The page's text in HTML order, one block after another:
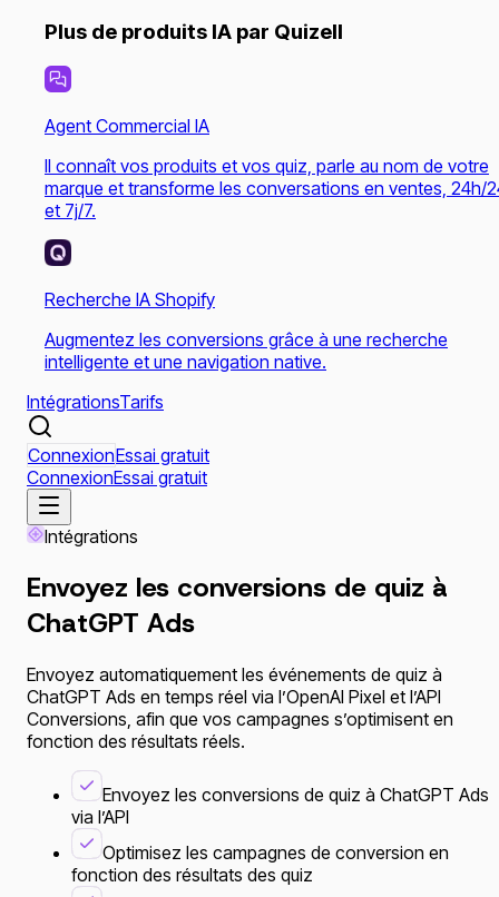
Plus de produits IA par Quizell
Agent Commercial IA
Il connaît vos produits et vos quiz, parle au nom de votre
marque et transforme les conversations en ventes, 24h/
et 7j/7.
Recherche IA Shopify
Augmentez les conversions grâce à une recherche
intelligente et une navigation native.
IntégrationsTarifs
ConnexionEssai gratuit
ConnexionEssai gratuit
Intégrations
Envoyez les conversions de quiz à
ChatGPT Ads
Envoyez automatiquement les événements de quiz à
ChatGPT Ads en temps réel via l’OpenAI Pixel et l’API
Conversions, afin que vos campagnes s’optimisent en
fonction des résultats réels.
Envoyez les conversions de quiz à ChatGPT Ads
via l’API
Optimisez les campagnes de conversion en
fonction des résultats des quiz